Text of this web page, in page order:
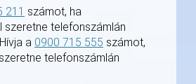
211 számot, ha
szeretne telefonszámlán
a 0900 715 555 számot,
telefonszámlán